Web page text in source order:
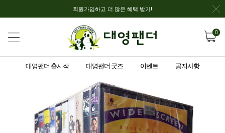
회원가입하고 더 많은 혜택 받기!
0
대영팬더 출시작 대영팬더 굿즈 이벤트 공지사항